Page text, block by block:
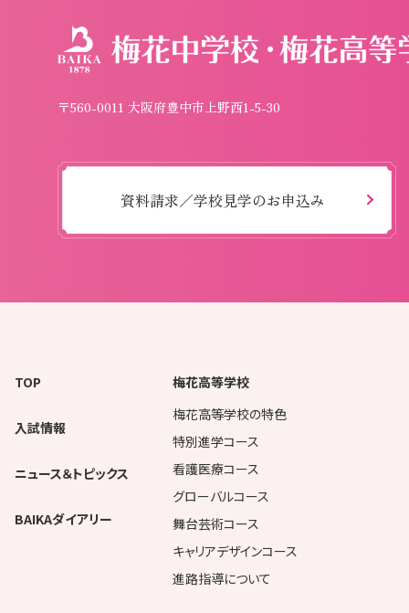
〒560-0011 大阪府豊中市上野西1-5-30
資料請求／学校見学のお申込み
TOP
入試情報
ニュース＆トピックス
BAIKAダイアリー
梅花高等学校
梅花高等学校の特色
特別進学コース
看護医療コース
グローバルコース
舞台芸術コース
キャリアデザインコース
進路指導について